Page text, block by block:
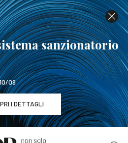
sanzionatorio
09
I DETTAGLI